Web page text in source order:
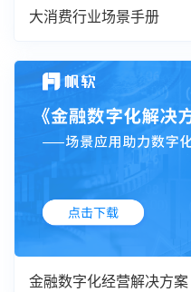
大消费行业场景手册
金融数字化经营解决方案